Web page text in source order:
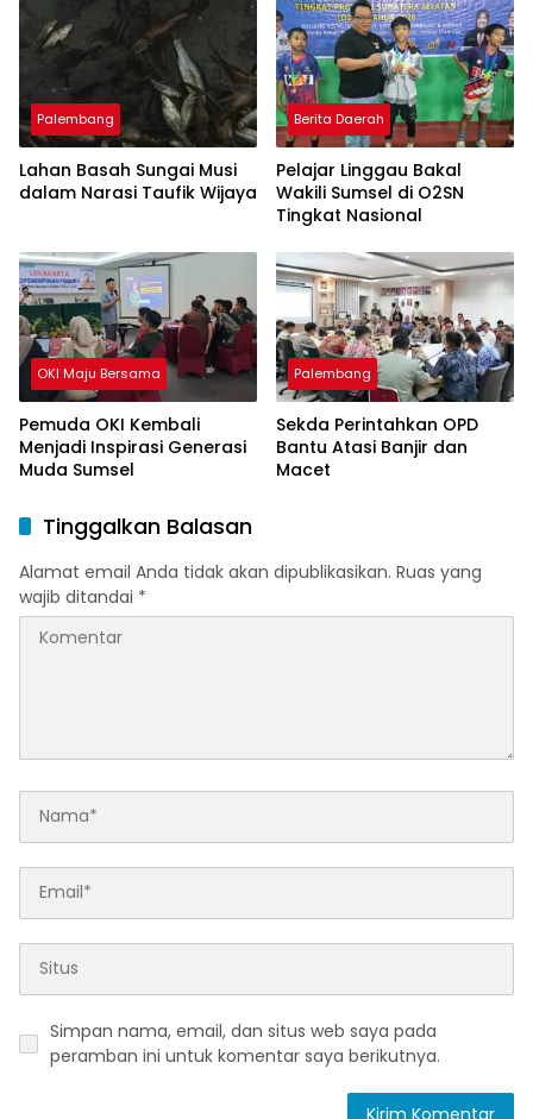
Pulau Kemaro
Palembang
Lahan Basah Sungai Musi
dalam Narasi Taufik Wijaya
Berita Daerah
Pelajar Linggau Bakal
Wakili Sumsel di O2SN
Tingkat Nasional
OKI Maju Bersama
Pemuda OKI Kembali
Menjadi Inspirasi Generasi
Muda Sumsel
Palembang
Sekda Perintahkan OPD
Bantu Atasi Banjir dan
Macet
Tinggalkan Balasan
Alamat email Anda tidak akan dipublikasikan. Ruas yang
wajib ditandai *
Simpan nama, email, dan situs web saya pada
peramban ini untuk komentar saya berikutnya.